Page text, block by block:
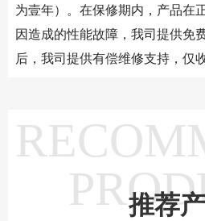
为壹年）。在保修期内，产品在
因造成的性能故障，我司提供免
后，我司提供有偿维修支持，仅
推荐